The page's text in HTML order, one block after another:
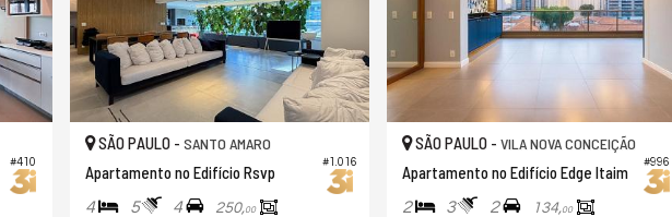
#410 #1.016
SÃO PAULO - SANTO AMARO
Apartamento no Edifício Rsvp
4 5 4 250,00
#996
SÃO PAULO - VILA NOVA CONCEIÇÃO
Apartamento no Edifício Edge Itaim
2 3 2 134,00